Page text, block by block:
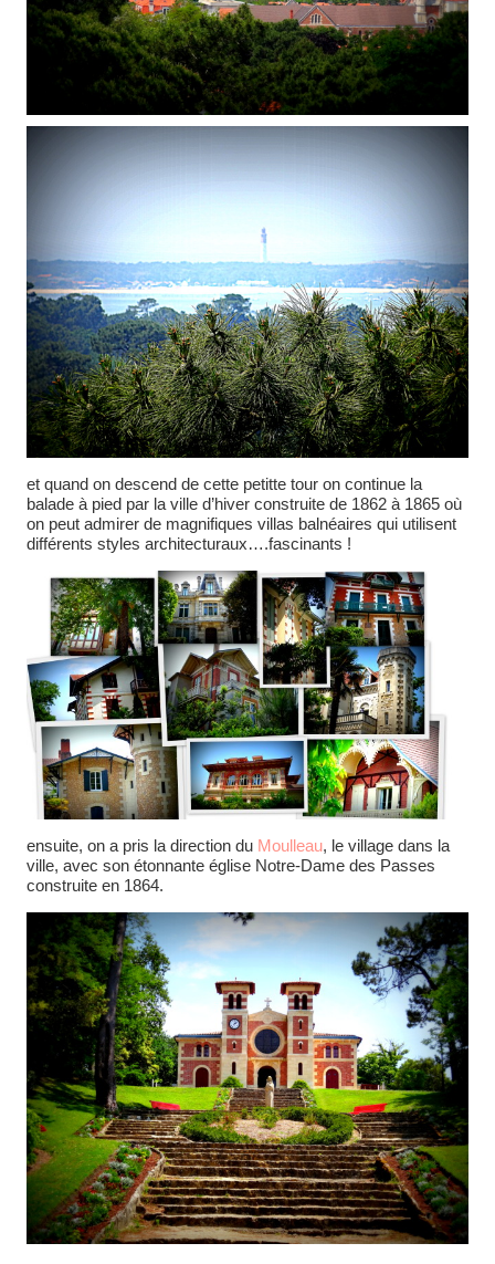
et quand on descend de cette petitte tour on continue la
balade à pied par la ville d’hiver construite de 1862 à 1865 où
on peut admirer de magnifiques villas balnéaires qui utilisent
différents styles architecturaux….fascinants !
ensuite, on a pris la direction du Moulleau, le village dans la
ville, avec son étonnante église Notre-Dame des Passes
construite en 1864.